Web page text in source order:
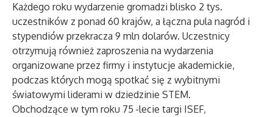
Każdego roku wydarzenie gromadzi blisko 2 tys.
uczestników z ponad 60 krajów, a łączna pula nagród i
stypendiów przekracza 9 mln dolarów. Uczestnicy
otrzymują również zaproszenia na wydarzenia
organizowane przez firmy i instytucje akademickie,
podczas których mogą spotkać się z wybitnymi
światowymi liderami w dziedzinie STEM.
Obchodzące w tym roku 75 -lecie targi ISEF,